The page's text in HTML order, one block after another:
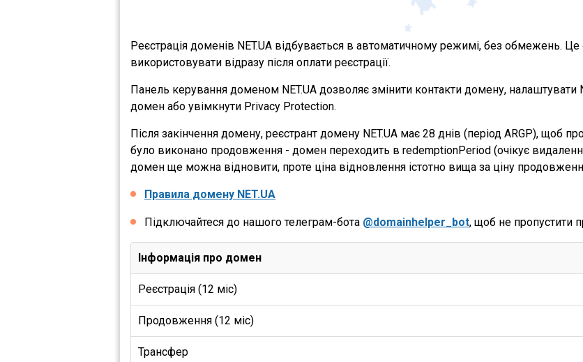
Реєстрація доменів NET.UA відбувається в автоматичному режимі, без обмежень.
використовувати відразу після оплати реєстрації.
Панель керування доменом NET.UA дозволяє змінити контакти домену, налаштувати
домен або увімкнути Privacy Protection.
Після закінчення домену, реєстрант домену NET.UA має 28 днів (період ARGP), щоб
було виконано продовження - домен переходить в redemptionPeriod (очікує
домен ще можна відновити, проте ціна відновлення істотно вища за ціну
Правила домену NET.UA
Підключайтеся до нашого телеграм-бота @domainhelper_bot, щоб не пропустити
Інформація про домен
Реєстрація (12 міс)
Продовження (12 міс)
Трансфер